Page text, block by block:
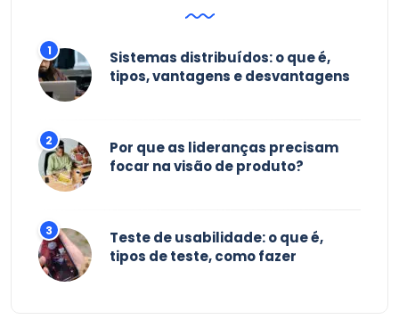
Sistemas distribuídos: o que é,
tipos, vantagens e desvantagens
Por que as lideranças precisam
focar na visão de produto?
Teste de usabilidade: o que é,
tipos de teste, como fazer